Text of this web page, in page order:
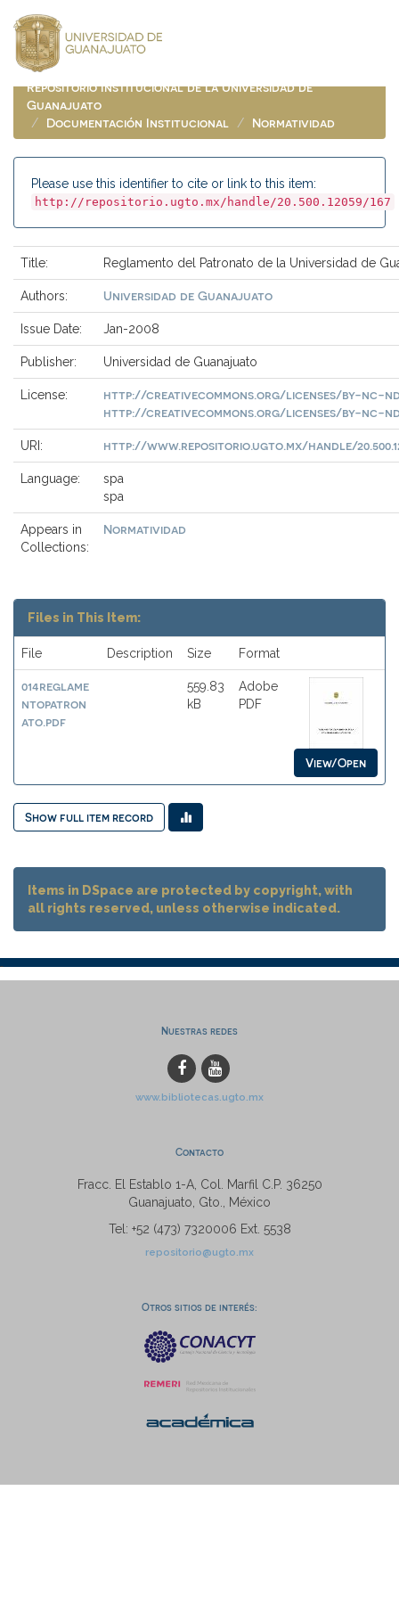
navigation
Repositorio Institucional de la Universidad de
Guanajuato
Documentación Institucional
Normatividad
Please use this identifier to cite or link to this item:
http://repositorio.ugto.mx/handle/20.500.12059/167
Title: Reglamento del Patronato de la Universidad de
Authors: Universidad de Guanajuato
Issue Date: Jan-2008
Publisher: Universidad de Guanajuato
License:
http://creativecommons.org/licenses/by-nc-
http://creativecommons.org/licenses/by-nc-
URI: http://www.repositorio.ugto.mx/handle/
Language:
spa
spa
Appears in
Collections:
Normatividad
Files in This Item:
File Description Size Format
014reglame
ntopatron
ato.pdf
559.83
kB
Adobe
PDF
View/Open
Show full item record
Items in DSpace are protected by copyright, with
all rights reserved, unless otherwise indicated.
Nuestras redes
www.bibliotecas.ugto.mx
Contacto
Fracc. El Establo 1-A, Col. Marfil C.P. 36250
Guanajuato, Gto., México
Tel: +52 (473) 7320006 Ext. 5538
repositorio@ugto.mx
Otros sitios de interés: